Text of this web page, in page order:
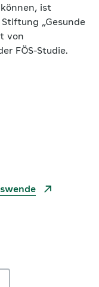
ist
„Gesunde
von
FÖS-Studie.